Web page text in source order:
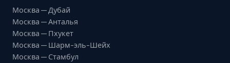
Москва — Дубай
Москва — Анталья
Москва — Пхукет
Москва — Шарм-эль-Шейх
Москва — Стамбул